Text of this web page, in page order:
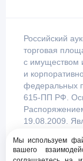
Российский
торговая
с имуществом
и
федеральных
615-ПП РФ.
19.08.2009.
Мы используем
вашего